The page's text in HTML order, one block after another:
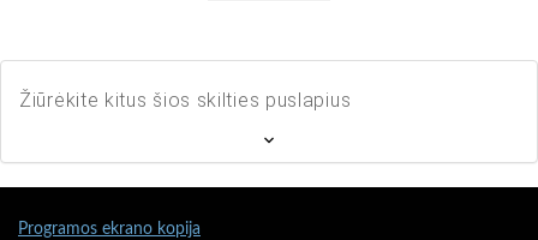
Žiūrėkite kitus šios skilties puslapius
Programos ekrano kopija